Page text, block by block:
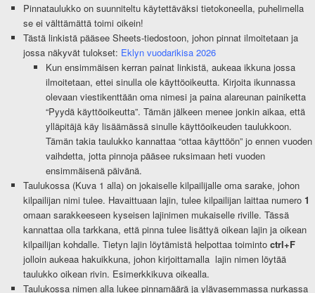
Pinnataulukko on suunniteltu käytettäväksi tietokoneella, puhelimella
se ei välttämättä toimi oikein!
Tästä linkistä pääsee Sheets-tiedostoon, johon pinnat ilmoitetaan ja
jossa näkyvät tulokset: Eklyn vuodarikisa 2026
Kun ensimmäisen kerran painat linkistä, aukeaa ikkuna jossa
ilmoitetaan, ettei sinulla ole käyttöoikeutta. Kirjoita ikunnassa
olevaan viestikenttään oma nimesi ja paina alareunan painiketta
“Pyydä käyttöoikeutta”. Tämän jälkeen menee jonkin aikaa, että
ylläpitäjä käy lisäämässä sinulle käyttöoikeuden taulukkoon.
Tämän takia taulukko kannattaa “ottaa käyttöön” jo ennen vuoden
vaihdetta, jotta pinnoja pääsee ruksimaan heti vuoden
ensimmäisenä päivänä.
Taulukossa (Kuva 1 alla) on jokaiselle kilpailijalle oma sarake, johon
kilpailijan nimi tulee. Havaittuaan lajin, tulee kilpailijan laittaa numero 1
omaan sarakkeeseen kyseisen lajinimen mukaiselle riville. Tässä
kannattaa olla tarkkana, että pinna tulee lisättyä oikean lajin ja oikean
kilpailijan kohdalle. Tietyn lajin löytämistä helpottaa toiminto ctrl+F
jolloin aukeaa hakuikkuna, johon kirjoittamalla lajin nimen löytää
taulukko oikean rivin. Esimerkkikuva oikealla.
Taulukossa nimen alla lukee pinnamäärä ja ylävasemmassa nurkassa